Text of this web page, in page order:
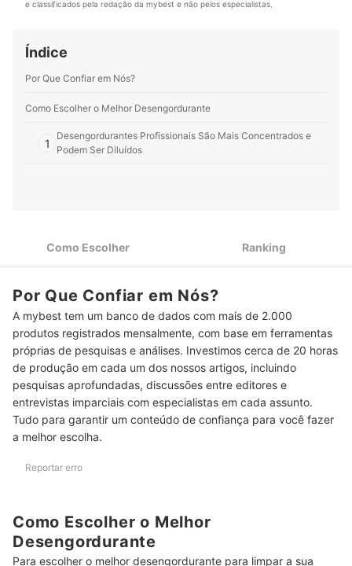
mais seguidores, inspirando e motivando todos a
ampliar meus conhecimentos e ajudar os leitores a
e classificados pela redação da mybest e não pelos especialistas.
Índice
Por Que Confiar em Nós?
Como Escolher o Melhor Desengordurante
1
Desengordurantes Profissionais São Mais Concentrados e
Podem Ser Diluídos
4
Produtos sem Fragrância São Indicados para Quem Tem
Sensibilidade a Odores Fortes
6 Produtos com Refil Oferecem Melhor Custo-Benefício
7
Para um Melhor Rendimento, Prefira Embalagens de 1 Litro ou
Mais
Top 10 Melhores Desengordurantes
Como Escolher Ranking
Por Que Confiar em Nós?
A mybest tem um banco de dados com mais de 2.000
produtos registrados mensalmente, com base em ferramentas
próprias de pesquisas e análises. Investimos cerca de 20 horas
de produção em cada um dos nossos artigos, incluindo
pesquisas aprofundadas, discussões entre editores e
entrevistas imparciais com especialistas em cada assunto.
Tudo para garantir um conteúdo de confiança para você fazer
a melhor escolha.
Reportar erro
Como Escolher o Melhor
Desengordurante
Para escolher o melhor desengordurante para limpar a sua